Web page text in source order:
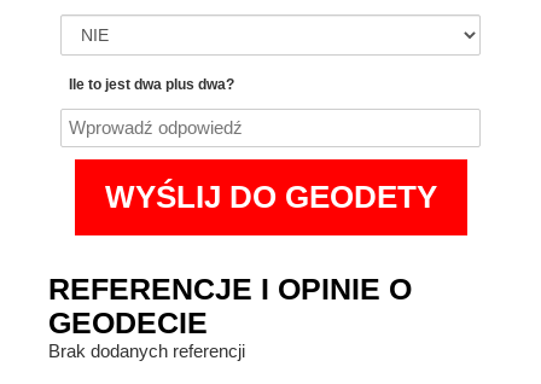
Ile to jest dwa plus dwa?
REFERENCJE I OPINIE O
GEODECIE
Brak dodanych referencji